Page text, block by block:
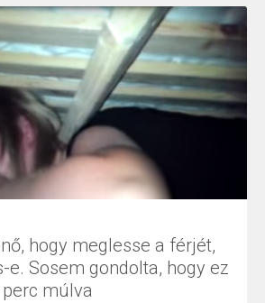
hogy meglesse a férjét,
e. Sosem gondolta, hogy ez
múlva